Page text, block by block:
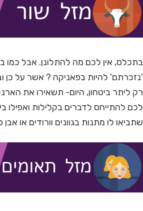
בתכלס, אין לכם מה להתלונן. אבל כמו
'נזכרתם' להיות בפאניקה ? אשר על כן
רק ליתר ביטחון, היום- תשאירו את
לכם להתייחס לדברים בקלילות
שתביאו לו מתנות בגוונים וורודים או